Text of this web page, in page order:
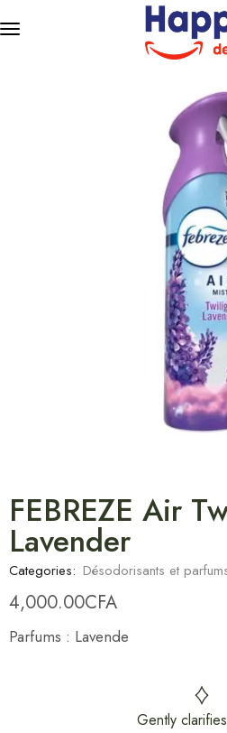
FEBREZE Air
Lavender
Categories: Désodorisants et
4,000.00CFA
Parfums : Lavende
Gently